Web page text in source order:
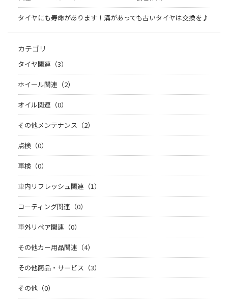
タイヤにも寿命があります！溝があっても古いタイヤは交換を♪
カテゴリ
タイヤ関連（3）
ホイール関連（2）
オイル関連（0）
その他メンテナンス（2）
点検（0）
車検（0）
車内リフレッシュ関連（1）
コーティング関連（0）
車外リペア関連（0）
その他カー用品関連（4）
その他商品・サービス（3）
その他（0）